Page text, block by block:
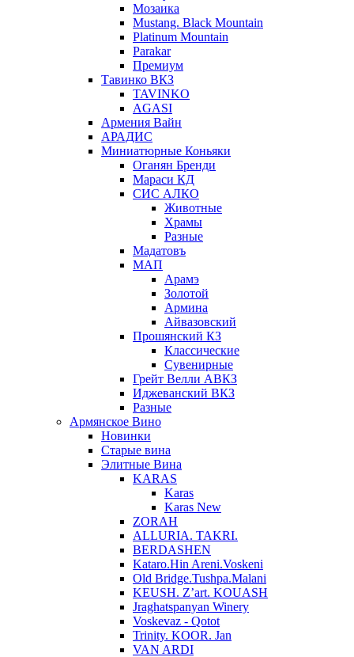
Мозаика
Mustang. Black Mountain
Platinum Mountain
Parakar
Премиум
Тавинко ВКЗ
TAVINKO
AGASI
Армения Вайн
АРАДИС
Миниатюрные Коньяки
Оганян Бренди
Мараси КД
СИС АЛКО
Животные
Храмы
Разные
Мадатовъ
МАП
Арамэ
Золотой
Армина
Айвазовский
Прошянский КЗ
Классические
Сувенирные
Грейт Велли АВКЗ
Иджеванский ВКЗ
Разные
Армянское Вино
Новинки
Старые вина
Элитные Вина
KARAS
Karas
Karas New
ZORAH
ALLURIA. TAKRI.
BERDASHEN
Kataro.Hin Areni.Voskeni
Old Bridge.Tushpa.Malani
KEUSH. Z’art. KOUASH
Jraghatspanyan Winery
Voskevaz - Qotot
Trinity. KOOR. Jan
VAN ARDI